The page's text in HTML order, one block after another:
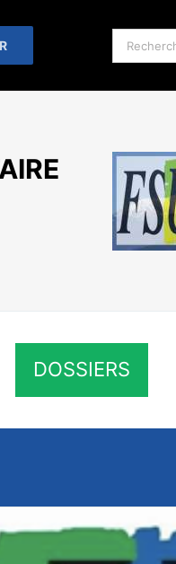
Rechercher:
DOSSIERS